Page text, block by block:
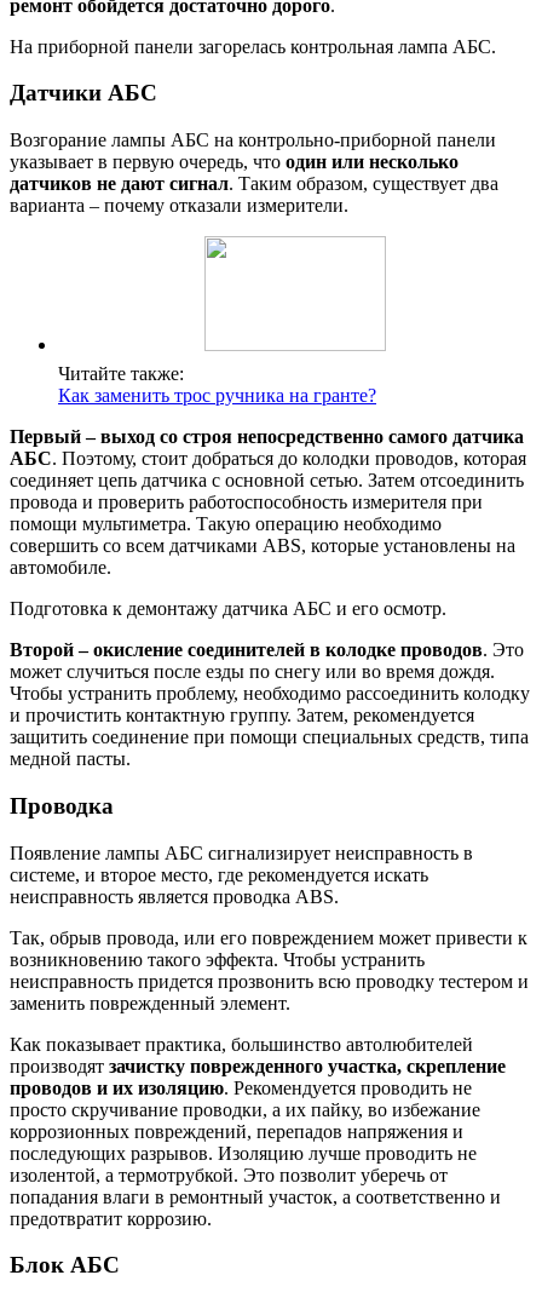
ремонт обойдется достаточно дорого.
На приборной панели загорелась контрольная лампа АБС.
Датчики АБС
Возгорание лампы АБС на контрольно-приборной панели
указывает в первую очередь, что один или несколько
датчиков не дают сигнал. Таким образом, существует два
варианта – почему отказали измерители.
Читайте также:
Как заменить трос ручника на гранте?
Первый – выход со строя непосредственно самого датчика
АБС. Поэтому, стоит добраться до колодки проводов, которая
соединяет цепь датчика с основной сетью. Затем отсоединить
провода и проверить работоспособность измерителя при
помощи мультиметра. Такую операцию необходимо
совершить со всем датчиками ABS, которые установлены на
автомобиле.
Подготовка к демонтажу датчика АБС и его осмотр.
Второй – окисление соединителей в колодке проводов. Это
может случиться после езды по снегу или во время дождя.
Чтобы устранить проблему, необходимо рассоединить колодку
и прочистить контактную группу. Затем, рекомендуется
защитить соединение при помощи специальных средств, типа
медной пасты.
Проводка
Появление лампы АБС сигнализирует неисправность в
системе, и второе место, где рекомендуется искать
неисправность является проводка ABS.
Так, обрыв провода, или его повреждением может привести к
возникновению такого эффекта. Чтобы устранить
неисправность придется прозвонить всю проводку тестером и
заменить поврежденный элемент.
Как показывает практика, большинство автолюбителей
производят зачистку поврежденного участка, скрепление
проводов и их изоляцию. Рекомендуется проводить не
просто скручивание проводки, а их пайку, во избежание
коррозионных повреждений, перепадов напряжения и
последующих разрывов. Изоляцию лучше проводить не
изолентой, а термотрубкой. Это позволит уберечь от
попадания влаги в ремонтный участок, а соответственно и
предотвратит коррозию.
Блок АБС